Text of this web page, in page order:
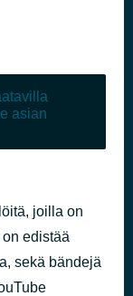
asian
joilla on
edistää
sekä bändejä